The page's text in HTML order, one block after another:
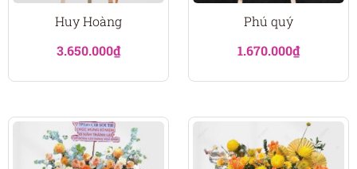
Huy Hoàng
3.650.000₫
Phú quý
1.670.000₫